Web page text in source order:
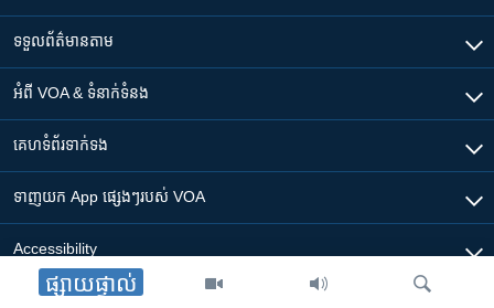
ផ្សាយផ្ទាល់
ទទួល​ព័ត៌មាន​តាម
អំពី​ VOA & ទំនាក់ទំនង
គេហទំព័រ​​ទាក់ទង
ទាញយក​ App ផ្សេងៗ​របស់​ VOA
Accessibility